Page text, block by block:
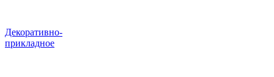
Декоративно-
прикладное